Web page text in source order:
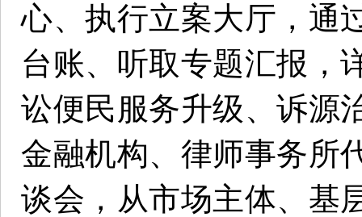
心、执行立案大厅，通
台账、听取专题汇报，
讼便民服务升级、诉源
金融机构、律师事务所
谈会，从市场主体、基